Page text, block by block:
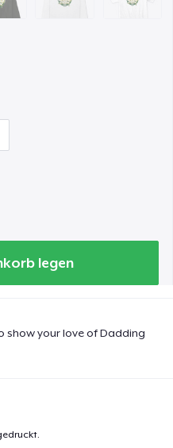
legen
show your love of Dadding